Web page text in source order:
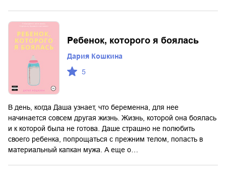
Ребенок, которого я боялась
Дария Кошкина
5
В день, когда Даша узнает, что беременна, для нее
начинается совсем другая жизнь. Жизнь, которой она боялась
и к которой была не готова. Даше страшно не полюбить
своего ребенка, попрощаться с прежним телом, попасть в
материальный капкан мужа. А еще о…